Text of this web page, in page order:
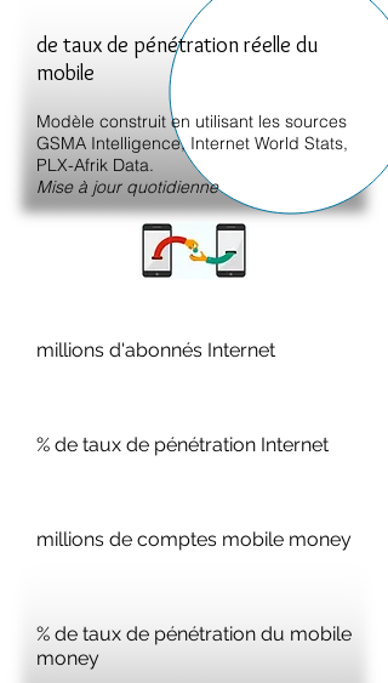
de taux de pénétration réelle du
mobile
Modèle construit en utilisant les sources
GSMA Intelligence, Internet World Stats,
PLX-Afrik Data.
Mise à jour quotidienne
millions d'abonnés Internet
% de taux de pénétration Internet
millions de comptes mobile money
% de taux de pénétration du mobile
money